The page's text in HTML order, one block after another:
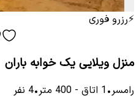
⚡رزرو فوری
منزل ویلایی یک خوابه باران
رامسر•
1 اتاق -
400 متر•
4 نفر